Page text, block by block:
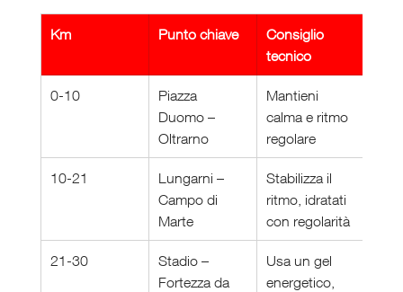
Km Punto chiave
Consiglio
tecnico
0-10
Piazza
Duomo –
Oltrarno
Mantieni
calma e ritmo
regolare
10-21
Lungarni –
Campo di
Marte
Stabilizza il
ritmo, idratati
con regolarità
21-30
Stadio –
Fortezza da
Usa un gel
energetico,